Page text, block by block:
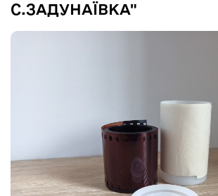
С.ЗАДУНАЇВКА"